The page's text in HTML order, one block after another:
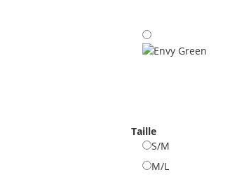
Black
Taille
S/M
M/L